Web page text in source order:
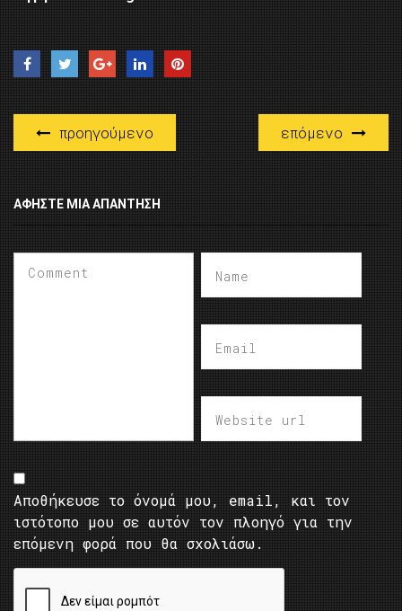
προηγούμενο επόμενο
ΑΦΉΣΤΕ ΜΙΑ ΑΠΆΝΤΗΣΗ
Αποθήκευσε το όνομά μου, email, και τον
ιστότοπο μου σε αυτόν τον πλοηγό για την
επόμενη φορά που θα σχολιάσω.